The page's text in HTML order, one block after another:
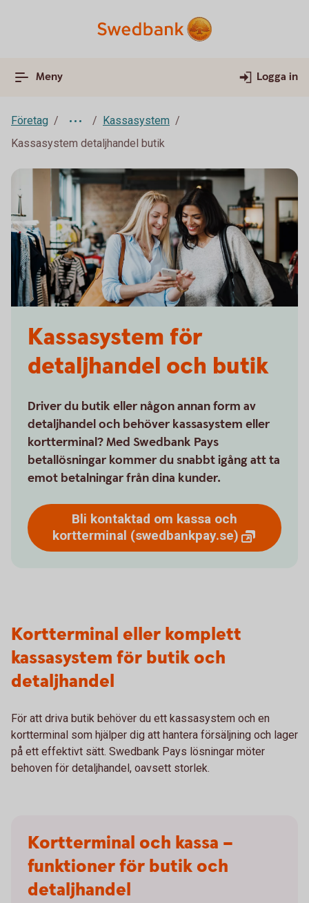
Meny Logga in
Företag
Kassasystem
Kassasystem detaljhandel butik
Kassasystem för
detaljhandel och butik
Driver du butik eller någon annan form av
detaljhandel och behöver kassasystem eller
kortterminal? Med Swedbank Pays
betallösningar kommer du snabbt igång att ta
emot betalningar från dina kunder.
Bli kontaktad om kassa och
kortterminal (swedbankpay.se)
Kortterminal eller komplett
kassasystem för butik och
detaljhandel
För att driva butik behöver du ett kassasystem och en
kortterminal som hjälper dig att hantera försäljning och lager
på ett effektivt sätt. Swedbank Pays lösningar möter
behoven för detaljhandel, oavsett storlek.
Kortterminal och kassa –
funktioner för butik och
detaljhandel